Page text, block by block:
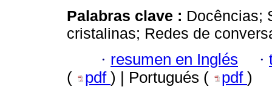
Palabras clave : Docências;
cristalinas; Redes de
· resumen en Inglés ·
(
pdf ) | Portugués ( pdf )